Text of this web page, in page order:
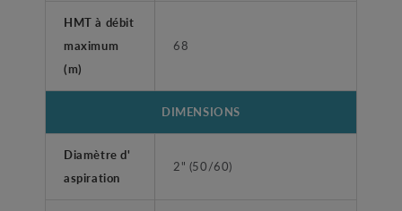
HMT à débit
maximum
(m)
68
DIMENSIONS
Diamètre d'
aspiration
2" (50/60)